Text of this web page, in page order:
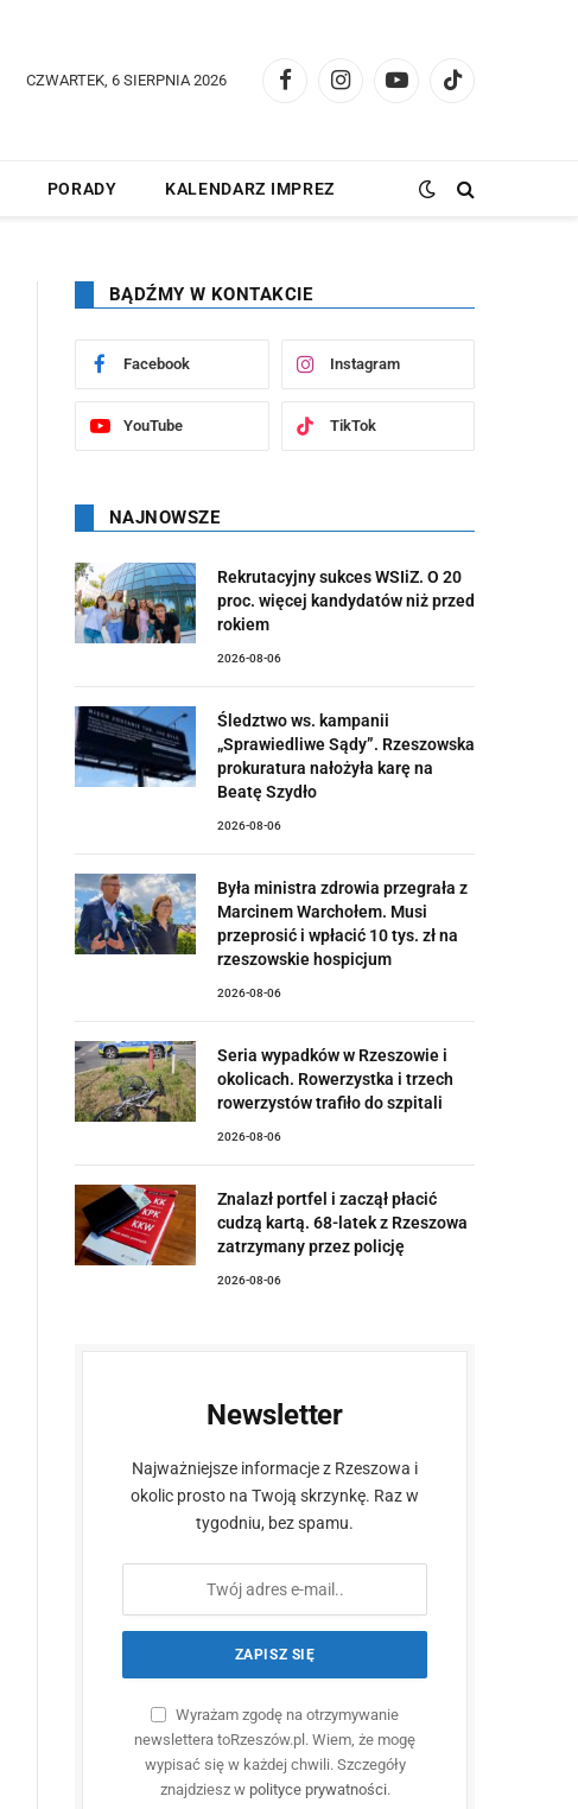
CZWARTEK, 6 SIERPNIA 2026
FacebookInstagramYouTubeTikTok
PORADY KALENDARZ IMPREZ
BĄDŹMY W KONTAKCIE
Facebook Instagram
YouTube TikTok
NAJNOWSZE
Rekrutacyjny sukces WSIiZ. O 20
proc. więcej kandydatów niż przed
rokiem
2026-08-06
Śledztwo ws. kampanii
„Sprawiedliwe Sądy”. Rzeszowska
prokuratura nałożyła karę na
Beatę Szydło
2026-08-06
Była ministra zdrowia przegrała z
Marcinem Warchołem. Musi
przeprosić i wpłacić 10 tys. zł na
rzeszowskie hospicjum
2026-08-06
Seria wypadków w Rzeszowie i
okolicach. Rowerzystka i trzech
rowerzystów trafiło do szpitali
2026-08-06
Znalazł portfel i zaczął płacić
cudzą kartą. 68-latek z Rzeszowa
zatrzymany przez policję
2026-08-06
Newsletter
Najważniejsze informacje z Rzeszowa i
okolic prosto na Twoją skrzynkę. Raz w
tygodniu, bez spamu.
Wyrażam zgodę na otrzymywanie
newslettera toRzeszów.pl. Wiem, że mogę
wypisać się w każdej chwili. Szczegóły
znajdziesz w polityce prywatności.